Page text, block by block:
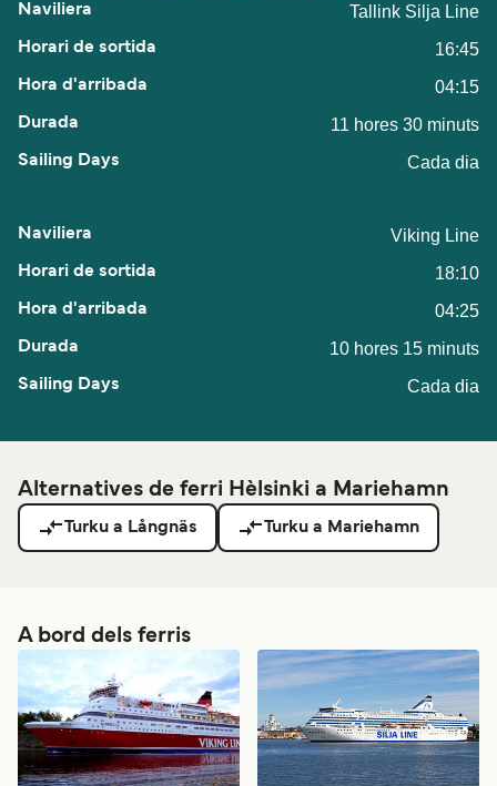
Tallink Silja Line
16:45
04:15
11 hores 30 minuts
Cada dia
Viking Line
18:10
04:25
10 hores 15 minuts
Cada dia
Alternatives de ferri Hèlsinki a Mariehamn
Turku a Långnäs Turku a Mariehamn
A bord dels ferris